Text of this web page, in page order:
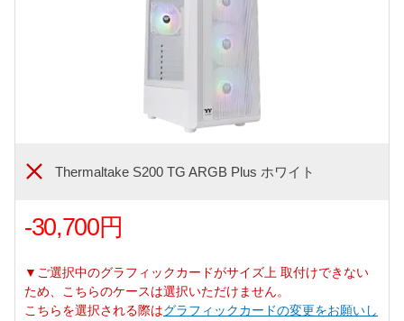
Thermaltake S200 TG ARGB Plus ホワイト
-30,700円
▼ご選択中のグラフィックカードがサイズ上 取付けできない
ため、こちらのケースは選択いただけません。
こちらを選択される際はグラフィックカードの変更をお願いし